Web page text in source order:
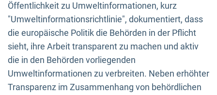
Öffentlichkeit zu Umweltinformationen, kurz
"Umweltinformationsrichtlinie", dokumentiert, dass
die europäische Politik die Behörden in der Pflicht
sieht, ihre Arbeit transparent zu machen und aktiv
die in den Behörden vorliegenden
Umweltinformationen zu verbreiten. Neben erhöhter
Transparenz im Zusammenhang von behördlichen